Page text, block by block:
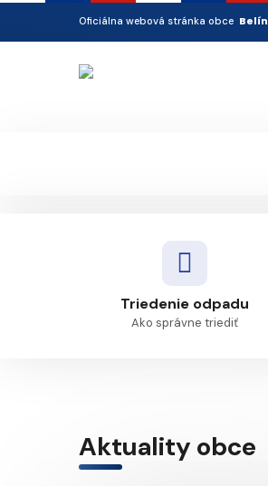
Oficiálna webová stránka obce Belín
Triedenie odpadu
Ako správne triediť
Aktuality obce